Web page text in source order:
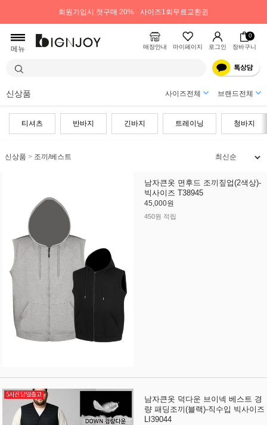
회원가입시 첫구매 20% 사이즈1회무료교환권
메뉴 매장안내 마이페이지 로그인
0
장바구니
신상품 사이즈전체 브랜드전체
티셔츠 반바지 긴바지 트레이닝 청바지
신상품 > 조끼/베스트
남자큰옷 면후드 조끼짚업(2색상)-
빅사이즈 T38945
45,000원
450원 적립
남자큰옷 덕다운 브이넥 베스트 경
량 패딩조끼(블랙)-직수입 빅사이즈
LI39044